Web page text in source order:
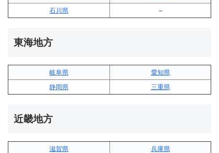
石川県
–
東海地方
岐阜県
愛知県
静岡県
三重県
近畿地方
滋賀県
兵庫県